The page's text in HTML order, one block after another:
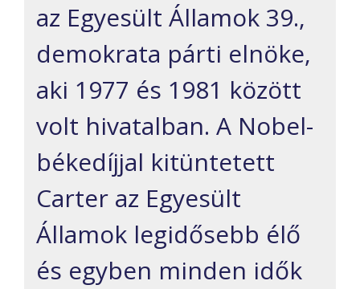
az Egyesült Államok 39.,
demokrata párti elnöke,
aki 1977 és 1981 között
volt hivatalban. A Nobel-
békedíjjal kitüntetett
Carter az Egyesült
Államok legidősebb élő
és egyben minden idők